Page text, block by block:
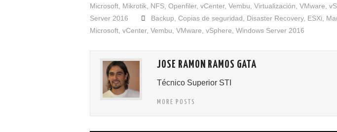
Microsoft Mikrotik NFS Openfiler, vCenter, Vembu Virtualización VMware
Server 2016
Backup ,Copias de seguridad Disaster Recovery, ESXi
Microsoft vCenter, Vembu VMware vSphere Windows Server 2016
JOSE RAMON RAMOS GATA
Técnico Superior STI
MORE POSTS